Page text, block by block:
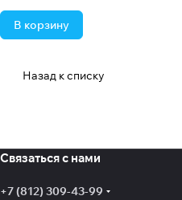
В корзину
Назад к списку
Связаться с нами
+7 (812) 309-43-99